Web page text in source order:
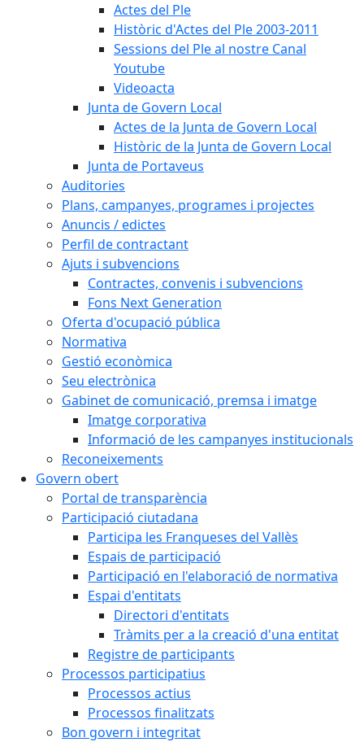
Actes del Ple
Històric d'Actes del Ple 2003-2011
Sessions del Ple al nostre Canal
Youtube
Videoacta
Junta de Govern Local
Actes de la Junta de Govern Local
Històric de la Junta de Govern Local
Junta de Portaveus
Auditories
Plans, campanyes, programes i projectes
Anuncis / edictes
Perfil de contractant
Ajuts i subvencions
Contractes, convenis i subvencions
Fons Next Generation
Oferta d'ocupació pública
Normativa
Gestió econòmica
Seu electrònica
Gabinet de comunicació, premsa i imatge
Imatge corporativa
Informació de les campanyes institucionals
Reconeixements
Govern obert
Portal de transparència
Participació ciutadana
Participa les Franqueses del Vallès
Espais de participació
Participació en l'elaboració de normativa
Espai d'entitats
Directori d'entitats
Tràmits per a la creació d'una entitat
Registre de participants
Processos participatius
Processos actius
Processos finalitzats
Bon govern i integritat